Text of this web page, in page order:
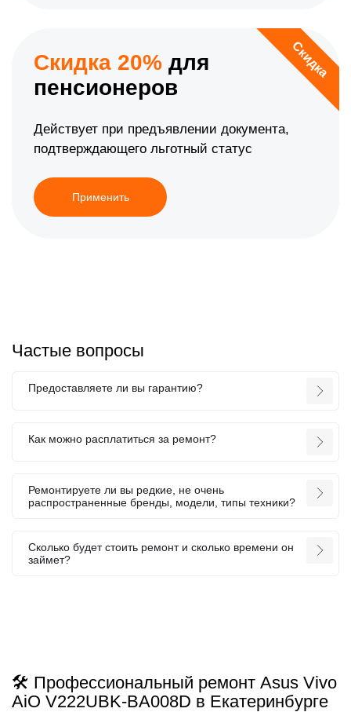
Скидка
Скидка 20% для
пенсионеров
Действует при предъявлении документа,
подтверждающего льготный статус
Применить
Частые вопросы
Предоставляете ли вы гарантию?
Как можно расплатиться за ремонт?
Ремонтируете ли вы редкие, не очень
распространенные бренды, модели, типы техники?
Сколько будет стоить ремонт и сколько времени он
займет?
🛠️ Профессиональный ремонт Asus Vivo
AiO V222UBK-BA008D в Екатеринбурге